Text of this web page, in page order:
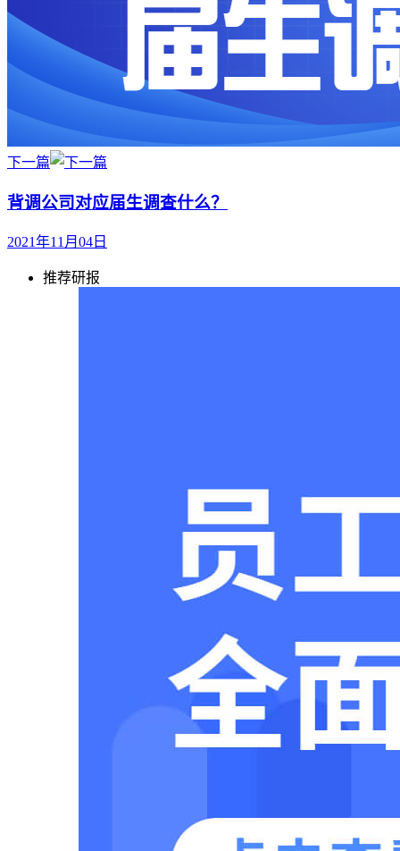
下一篇
背调公司对应届生调查什么？
2021年11月04日
推荐研报